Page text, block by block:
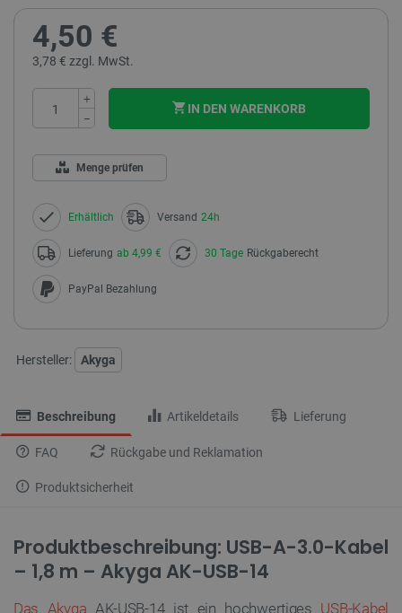
4,50 €
3,78 € zzgl. MwSt.
+
−
IN DEN WARENKORB
Menge prüfen
Erhältlich Versand 24h
Lieferung ab 4,99 € 30 Tage Rückgaberecht
PayPal Bezahlung
Hersteller: Akyga
Beschreibung Artikeldetails Lieferung
FAQ Rückgabe und Reklamation
Produktsicherheit
Produktbeschreibung: USB-A-3.0-Kabel
– 1,8 m – Akyga AK-USB-14
Das Akyga AK-USB-14 ist ein hochwertiges USB-Kabel